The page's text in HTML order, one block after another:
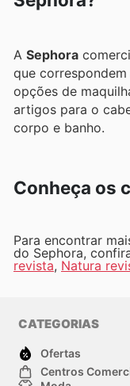
A Sephora
que
opções de
artigos para o
corpo e banho.
Conheça os
Para encontrar
do Sephora,
revista, Natura
CATEGORIAS
Ofertas
Centros